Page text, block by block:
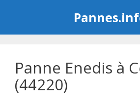
Panne Enedis à
(44220)